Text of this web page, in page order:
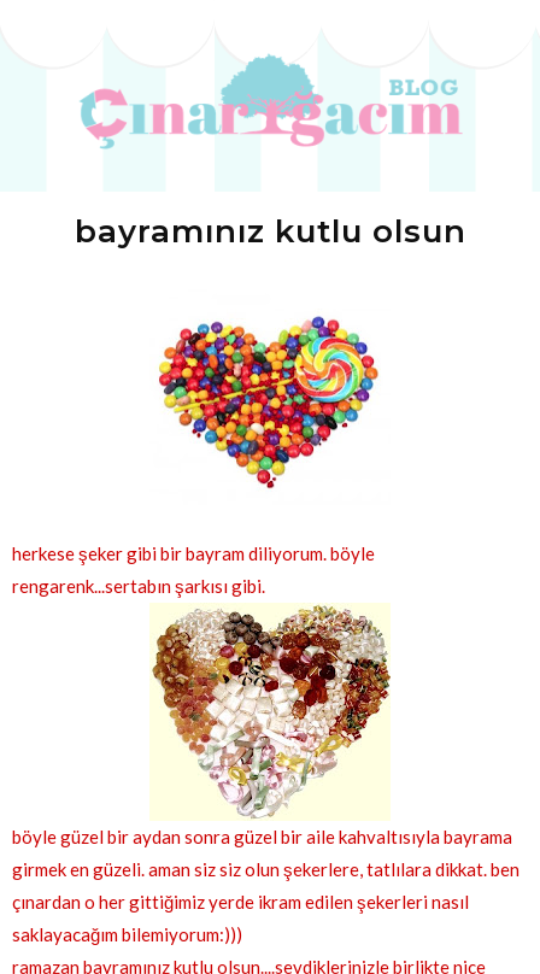
bayramınız kutlu olsun
herkese şeker gibi bir bayram diliyorum. böyle
rengarenk...sertabın şarkısı gibi.
böyle güzel bir aydan sonra güzel bir aile kahvaltısıyla bayrama
girmek en güzeli. aman siz siz olun şekerlere, tatlılara dikkat. ben
çınardan o her gittiğimiz yerde ikram edilen şekerleri nasıl
saklayacağım bilemiyorum:)))
ramazan bayramınız kutlu olsun....sevdiklerinizle birlikte nice